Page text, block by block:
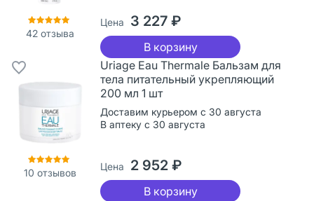
42отзыва
Цена 3 227 ₽
В корзину
10 отзывов
Uriage Eau Thermale Бальзам для
тела питательный укрепляющий
200 мл 1 шт
Доставим курьером с 30 августа
В аптеку с 30 августа
Цена 2 952 ₽
В корзину